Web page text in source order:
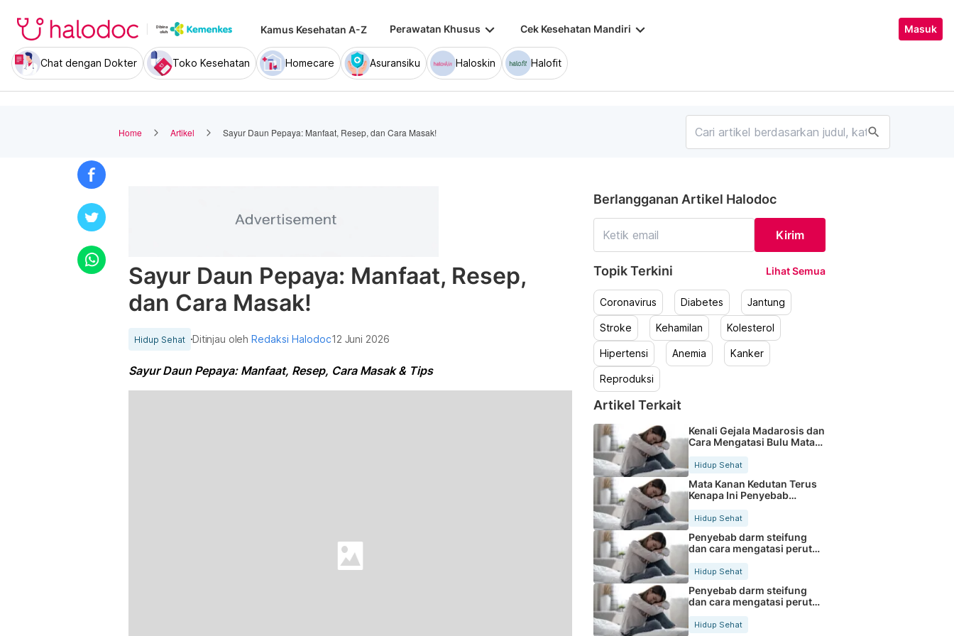
Kamus Kesehatan A-Z Perawatan Khusus keyboard_arrow_down Cek Kesehatan Mandiri keyboard_arrow_down Masuk
Chat dengan Dokter Toko Kesehatan Homecare Asuransiku Haloskin Halofit
Home Artikel Sayur Daun Pepaya: Manfaat, Resep, dan Cara Masak! search
Sayur Daun Pepaya: Manfaat, Resep,
dan Cara Masak!
Hidup Sehat Ditinjau olehRedaksi Halodoc12 Juni 2026
Sayur Daun Pepaya: Manfaat, Resep, Cara Masak & Tips
Berlangganan Artikel Halodoc
Kirim
Topik Terkini Lihat Semua
Coronavirus Diabetes Jantung
Stroke Kehamilan Kolesterol
Hipertensi Anemia Kanker
Reproduksi
Artikel Terkait
Kenali Gejala Madarosis dan
Cara Mengatasi Bulu Mata
Hidup Sehat
Mata Kanan Kedutan Terus
Kenapa Ini Penyebab
Hidup Sehat
Penyebab darm steifung
dan cara mengatasi perut
Hidup Sehat
Penyebab darm steifung
dan cara mengatasi perut
Hidup Sehat